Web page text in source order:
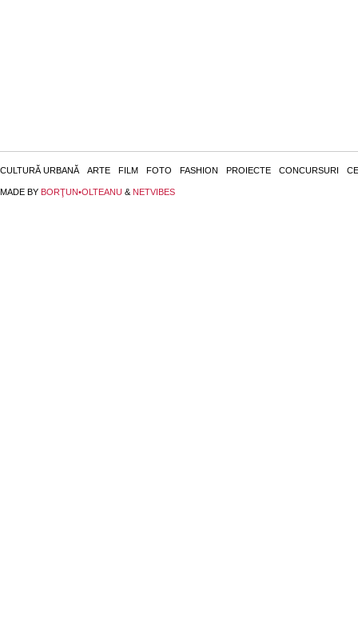
CULTURĂ URBANĂ ARTE FILM FOTO FASHION PROIECTE CONCURSURI
MADE BY BORŢUN•OLTEANU & NETVIBES